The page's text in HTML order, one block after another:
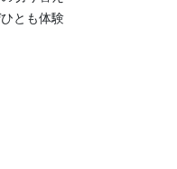
とも体験